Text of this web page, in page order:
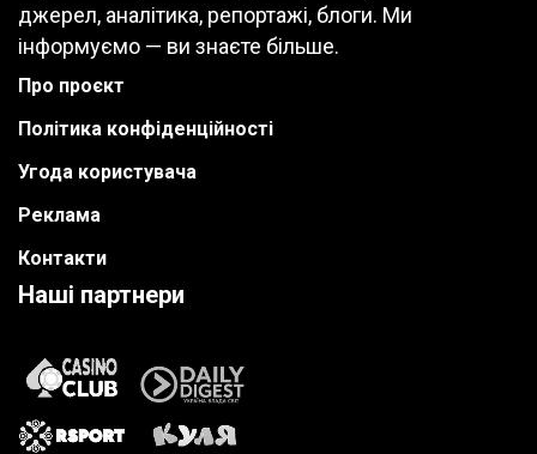
джерел, аналітика, репортажі, блоги. Ми
інформуємо — ви знаєте більше.
Про проєкт
Політика конфіденційності
Угода користувача
Реклама
Контакти
Наші партнери